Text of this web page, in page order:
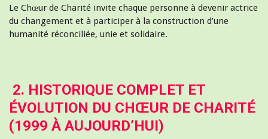
Le Chœur de Charité invite chaque personne à devenir actrice
du changement et à participer à la construction d’une
humanité réconciliée, unie et solidaire.
2. HISTORIQUE COMPLET ET
ÉVOLUTION DU CHŒUR DE CHARITÉ
(1999 À AUJOURD’HUI)